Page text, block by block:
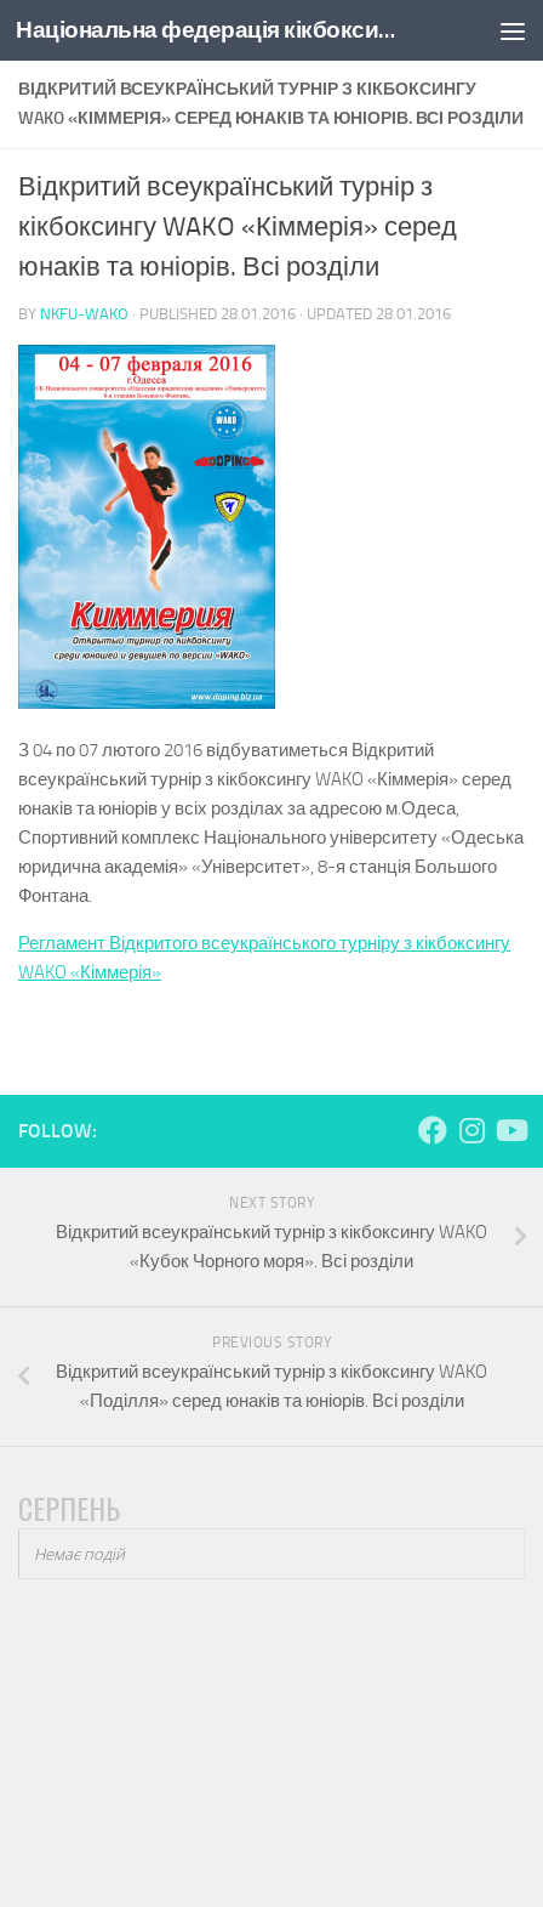
Skip to content Національна федерація кікбоксингу України
ВІДКРИТИЙ ВСЕУКРАЇНСЬКИЙ ТУРНІР З КІКБОКСИНГУ
WAKO «КІММЕРІЯ» СЕРЕД ЮНАКІВ ТА ЮНІОРІВ. ВСІ РОЗДІЛИ
Відкритий всеукраїнський турнір з
кікбоксингу WAKO «Кіммерія» серед
юнаків та юніорів. Всі розділи
BY NKFU-WAKO · PUBLISHED 28.01.2016 · UPDATED 28.01.2016
З 04 по 07 лютого 2016 відбуватиметься Відкритий
всеукраїнський турнір з кікбоксингу WAKO «Кіммерія» серед
юнаків та юніорів у всіх розділах за адресою м.Одеса,
Спортивний комплекс Національного університету «Одеська
юридична академія» «Університет», 8-я станція Большого
Фонтана.
Регламент Відкритого всеукраїнського турніру з кікбоксингу
WAKO «Кіммерія»
FOLLOW:
NEXT STORY
Відкритий всеукраїнський турнір з кікбоксингу WAKO
«Кубок Чорного моря». Всі розділи
PREVIOUS STORY
Відкритий всеукраїнський турнір з кікбоксингу WAKO
«Поділля» серед юнаків та юніорів. Всі розділи
СЕРПЕНЬ
Немає подій